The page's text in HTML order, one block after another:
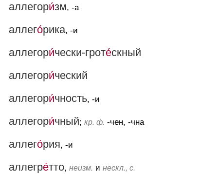
аллегори́зм, -а
аллего́рика, -и
аллегори́чески-гроте́скный
аллегори́ческий
аллегори́чность, -и
аллегори́чный; кр. ф. -чен, -чна
аллего́рия, -и
аллегре́тто, неизм. и нескл., с.